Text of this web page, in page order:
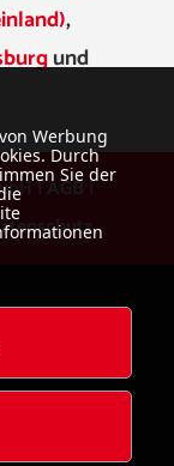
,
und
|AGB|
Werbung
Durch
Sie der